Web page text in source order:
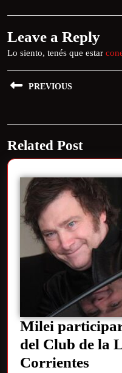
Leave a Reply
Lo siento, tenés que estar
PREVIOUS
Related Post
Milei
del Club de la
Corrientes